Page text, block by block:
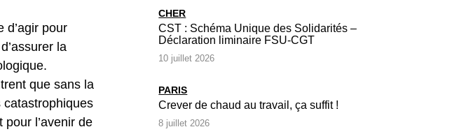
d’agir pour
la
que sans la
catastrophiques
l’avenir de
CHER
CST : Schéma Unique des Solidarités –
Déclaration liminaire FSU-CGT
10 juillet 2026
PARIS
Crever de chaud au travail, ça suffit !
8 juillet 2026